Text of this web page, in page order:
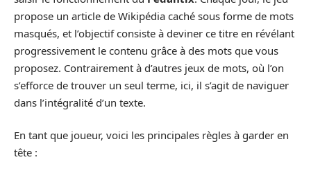
propose un article de Wikipédia caché sous forme de mots
masqués, et l’objectif consiste à deviner ce titre en révélant
progressivement le contenu grâce à des mots que vous
proposez. Contrairement à d’autres jeux de mots, où l’on
s’efforce de trouver un seul terme, ici, il s’agit de naviguer
dans l’intégralité d’un texte.
En tant que joueur, voici les principales règles à garder en
tête :